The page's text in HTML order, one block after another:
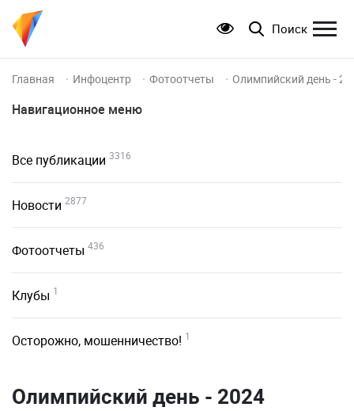
Поиск
Главная Инфоцентр Фотоотчеты Олимпийский день -
Навигационное меню
Все публикации 3316
Новости 2877
Фотоотчеты 436
Клубы 1
Осторожно, мошенничество! 1
Олимпийский день - 2024